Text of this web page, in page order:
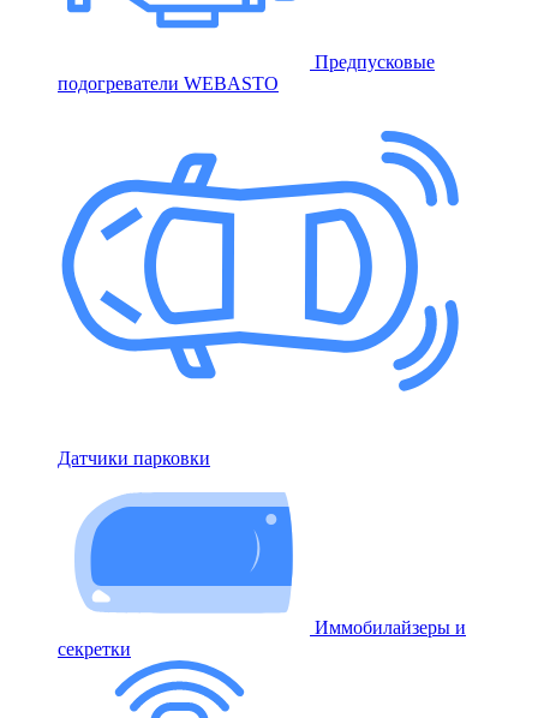
Предпусковые
подогреватели WEBASTO
Датчики парковки
Иммобилайзеры и
секретки